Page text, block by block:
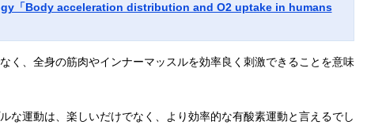
「Body acceleration distribution and O2 uptake in humans
く、全身の筋肉やインナーマッスルを効率良く刺激できることを意味
な運動は、楽しいだけでなく、より効率的な有酸素運動と言えるでし